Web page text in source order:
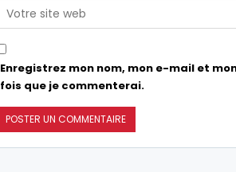
Enregistrez mon nom, mon e-mail et
fois que je commenterai.